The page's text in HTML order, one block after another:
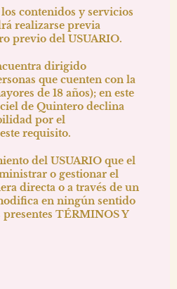
contenidos y servicios
realizarse previa
previo del USUARIO.
dirigido
que cuenten con la
de 18 años); en este
de Quintero declina
por el
requisito.
del USUARIO que el
o gestionar el
directa o a través de un
en ningún sentido
TÉRMINOS Y